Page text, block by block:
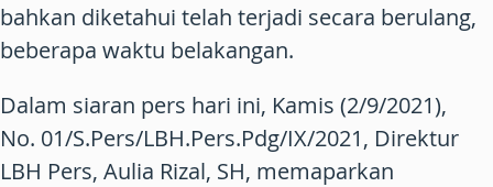
bahkan diketahui telah terjadi secara berulang,
beberapa waktu belakangan.
Dalam siaran pers hari ini, Kamis (2/9/2021),
No. 01/S.Pers/LBH.Pers.Pdg/IX/2021, Direktur
LBH Pers, Aulia Rizal, SH, memaparkan